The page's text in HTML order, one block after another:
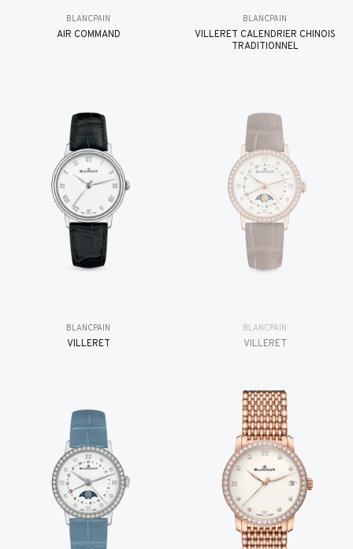
BLANCPAIN
AIR COMMAND
BLANCPAIN
VILLERET CALENDRIER CHINOIS
TRADITIONNEL
BLANCPAIN
VILLERET
BLANCPAIN
VILLERET